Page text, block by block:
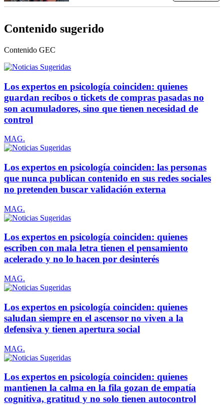
Contenido sugerido
Contenido GEC
Los expertos en psicología coinciden: quienes
guardan recibos o tickets de compras pasadas no
son acumuladores, sino que tienen necesidad de
control
MAG.
Los expertos en psicología coinciden: las personas
que nunca publican contenido en sus redes sociales
no pretenden buscar validación externa
MAG.
Los expertos en psicología coinciden: quienes
escriben con mala letra tienen el pensamiento
acelerado y no lo hacen por desinterés
MAG.
Los expertos en psicología coinciden: quienes
saludan siempre en el ascensor no viven a la
defensiva y tienen apertura social
MAG.
Los expertos en psicología coinciden: quienes
mantienen la calma en la fila gozan de empatía
cognitiva, gratitud y no solo tienen autocontrol